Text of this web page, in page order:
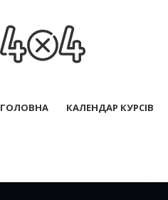
ГОЛОВНА КАЛЕНДАР КУРСІВ